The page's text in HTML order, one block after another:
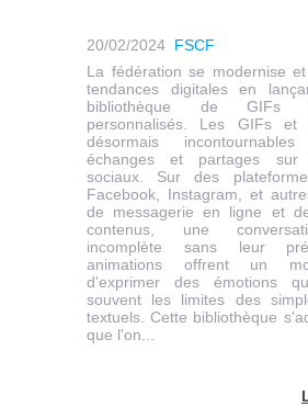
20/02/2024 FSCF
La fédération se modernise
tendances digitales en
bibliothèque de GIFs
personnalisés. Les GIFs et
désormais
échanges et partages sur
sociaux. Sur des
Facebook, Instagram, et
de messagerie en ligne et
contenus, une
incomplète sans leur
animations offrent un
d'exprimer des émotions
souvent les limites des
textuels. Cette bibliothèque
que l'on...